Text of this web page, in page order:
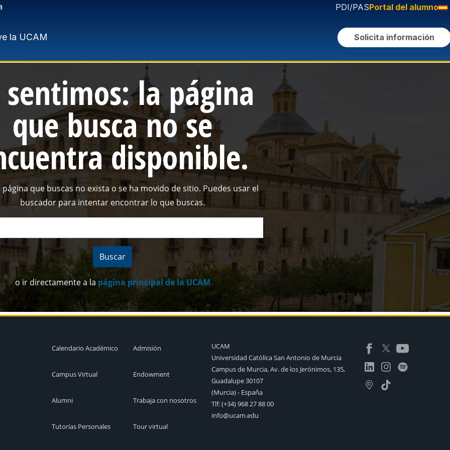
PDI/PASPortal del alumno
la UCAM Solicita información
sentimos: la página
que busca no se
disponible.
página que buscas no exista o se ha movido de sitio. Puedes usar el
buscador para intentar encontrar lo que buscas.
o ir directamente a la página principal de la UCAM
Calendario Académico
Campus Virtual
Alumni
Tutorías Personales
Admisión
Endowment
Trabaja con nosotros
Tour virtual
UCAM
Universidad Católica San Antonio de Murcia
Campus de Murcia, Av. de los Jerónimos, 135,
Guadalupe 30107
(Murcia) - España
Tlf:(+34) 968 27 88 00
info@ucam.edu